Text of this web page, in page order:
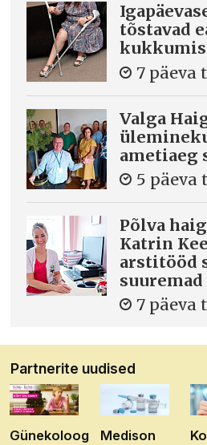
tõstavad
7 päeva
Valga
ametiaeg
5 päeva
Põlva
Katrin
arstitööd
7 päeva
Partnerite uudised
Günekoloog
Medison